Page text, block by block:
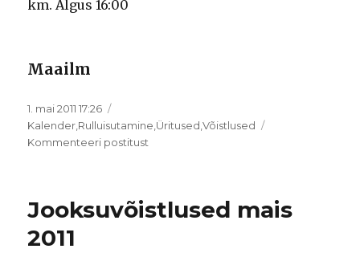
km. Algus 16:00
Maailm
Postitatud
1. mai 2011 17:26
Rubriigid
Kalender Rulluisutamine Üritused ,Võistlused
Kommenteeri postitust
2011
Jooksuvõistlused mais
2011